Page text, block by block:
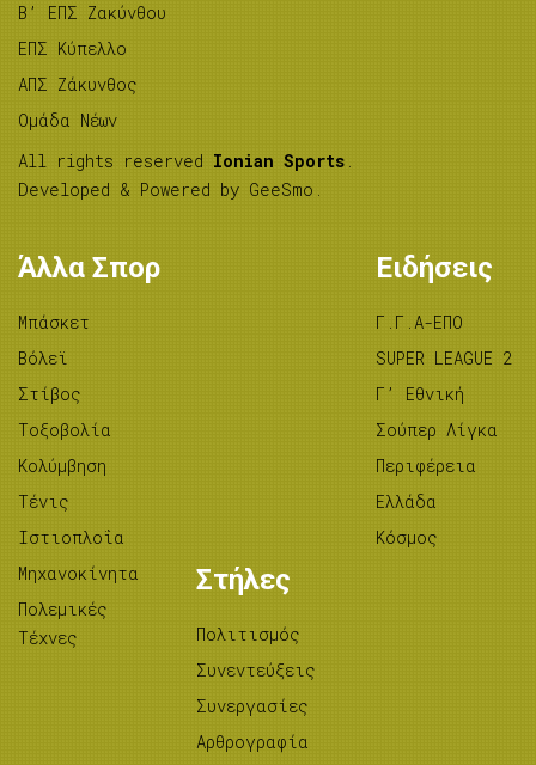
B’ ΕΠΣ Ζακύνθου
ΕΠΣ Κύπελλο
ΑΠΣ Ζάκυνθος
Ομάδα Νέων
All rights reserved Ionian Sports .
Developed & Powered by GeeSmo .
Άλλα Σπορ
Μπάσκετ
Βόλεϊ
Στίβος
Tοξοβολία
Κολύμβηση
Τένις
Ιστιοπλοΐα
Μηχανοκίνητα
Πολεμικές
Τέχνες
Ειδήσεις
Γ.Γ.Α-ΕΠΟ
SUPER LEAGUE 2
Γ’ Εθνική
Σούπερ Λίγκα
Περιφέρεια
Ελλάδα
Κόσμος
Στήλες
Πολιτισμός
Συνεντεύξεις
Συνεργασίες
Αρθρογραφία